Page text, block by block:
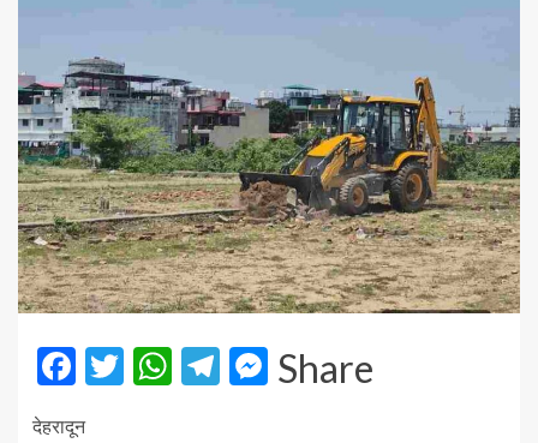
Facebook
Twitter
WhatsApp
Telegram
Messenger
Share
देहरादून